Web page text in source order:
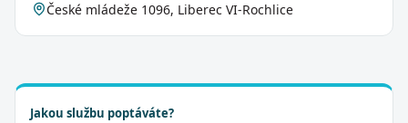
České mládeže 1096, Liberec VI-Rochlice
Jakou službu poptáváte?